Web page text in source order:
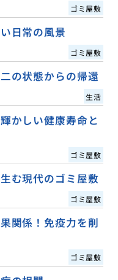
ゴミ屋敷
日常の風景
ゴミ屋敷
の状態からの帰還
生活
かしい健康寿命と
ゴミ屋敷
む現代のゴミ屋敷
ゴミ屋敷
関係！免疫力を削
ゴミ屋敷